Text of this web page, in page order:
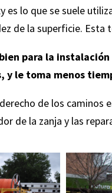
es lo que se suele
de la superficie.
para la
y le toma menos
de los
de la zanja y las